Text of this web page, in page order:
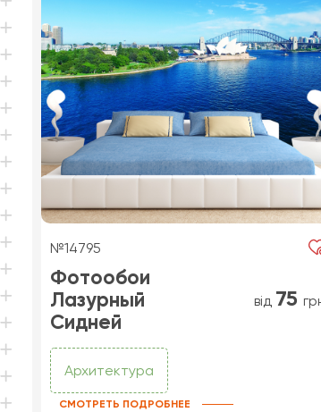
№14795
Фотообои
Лазурный
Сидней
від 75
Архитектура
СМОТРЕТЬ ПОДРОБНЕЕ